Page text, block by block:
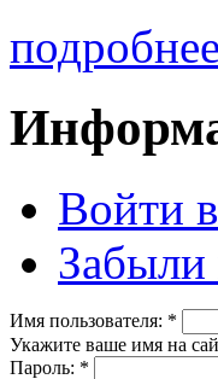
подробнее
Войти
Забыли
Имя пользователя: *
Укажите ваше имя на
Пароль: *